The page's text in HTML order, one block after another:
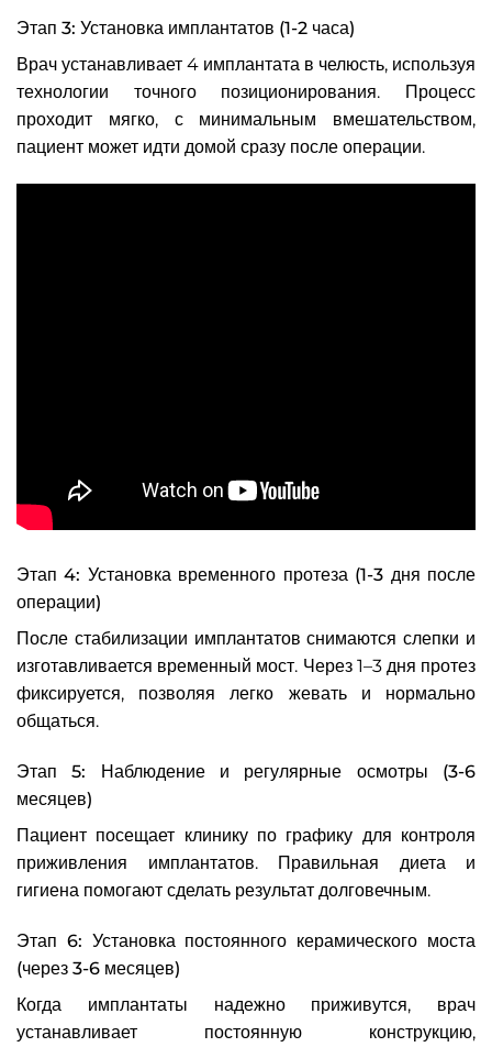
Этап 3: Установка имплантатов (1-2 часа)
Врач устанавливает 4 имплантата в челюсть, используя
технологии точного позиционирования. Процесс
проходит мягко, с минимальным вмешательством,
пациент может идти домой сразу после операции.
Этап 4: Установка временного протеза (1-3 дня после
операции)
После стабилизации имплантатов снимаются слепки и
изготавливается временный мост. Через 1–3 дня протез
фиксируется, позволяя легко жевать и нормально
общаться.
Этап 5: Наблюдение и регулярные осмотры (3-6
месяцев)
Пациент посещает клинику по графику для контроля
приживления имплантатов. Правильная диета и
гигиена помогают сделать результат долговечным.
Этап 6: Установка постоянного керамического моста
(через 3-6 месяцев)
Когда имплантаты надежно приживутся, врач
устанавливает постоянную конструкцию,